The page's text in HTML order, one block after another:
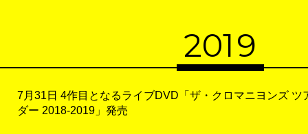
2019
7月31日 4作目となるライブDVD「ザ・クロマニヨンズ
ダー 2018-2019」発売